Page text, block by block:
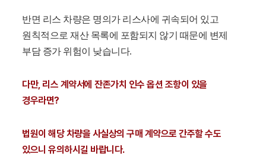
반면 리스 차량은 명의가 리스사에 귀속되어 있고
원칙적으로 재산 목록에 포함되지 않기 때문에 변제
부담 증가 위험이 낮습니다.
다만, 리스 계약서에 잔존가치 인수 옵션 조항이 있을
경우라면?
법원이 해당 차량을 사실상의 구매 계약으로 간주할 수도
있으니 유의하시길 바랍니다.